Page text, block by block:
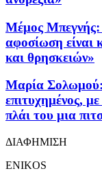
Μέμος Μπεγνής:
αφοσίωση είναι
και θρησκειών»
Μαρία Σολωμού:
επιτυχημένος,
πλάι του μια
ΔΙΑΦΗΜΙΣΗ
ENIKOS